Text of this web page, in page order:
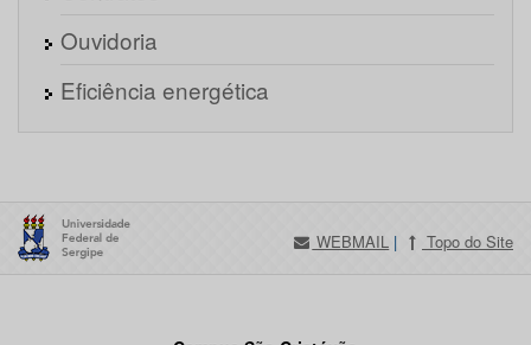
Ouvidoria
Eficiência energética
WEBMAIL | Topo do Site